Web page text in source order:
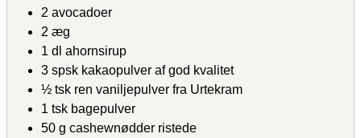
2 avocadoer
2 æg
1 dl ahornsirup
3 spsk kakaopulver af god kvalitet
½ tsk ren vaniljepulver fra Urtekram
1 tsk bagepulver
50 g cashewnødder ristede